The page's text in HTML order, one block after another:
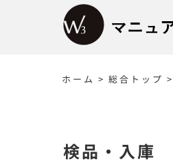
ホーム > 総合トップ >
検品・入庫